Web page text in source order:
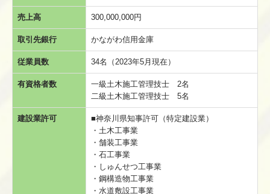
売上高 300,000,000円
取引先銀行 かながわ信用金庫
従業員数 34名（2023年5月現在）
有資格者数
一級土木施工管理技士 2名
二級土木施工管理技士 5名
建設業許可
■神奈川県知事許可（特定建設業）
・土木工事業
・舗装工事業
・石工事業
・しゅんせつ工事業
・鋼構造物工事業
・水道敷設工事業